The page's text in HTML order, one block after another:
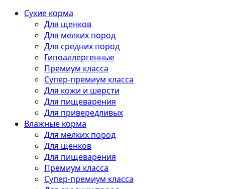
Сухие корма
Для щенков
Для мелких пород
Для средних пород
Гипоаллергенные
Премиум класса
Супер-премиум класса
Для кожи и шерсти
Для пищеварения
Для привередливых
Влажные корма
Для мелких пород
Для щенков
Для пищеварения
Премиум класса
Супер-премиум класса